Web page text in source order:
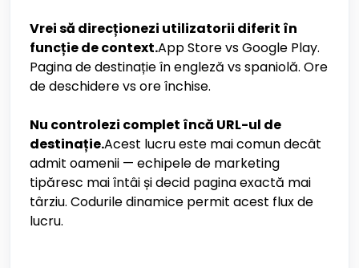
Vrei să direcționezi utilizatorii diferit în
funcție de context.App Store vs Google Play.
Pagina de destinație în engleză vs spaniolă. Ore
de deschidere vs ore închise.
Nu controlezi complet încă URL-ul de
destinație.Acest lucru este mai comun decât
admit oamenii — echipele de marketing
tipăresc mai întâi și decid pagina exactă mai
târziu. Codurile dinamice permit acest flux de
lucru.